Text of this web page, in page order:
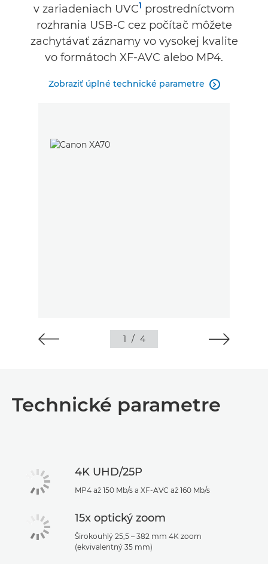
v zariadeniach UVC1 prostredníctvom
rozhrania USB-C cez počítač môžete
zachytávať záznamy vo vysokej kvalite
vo formátoch XF-AVC alebo MP4.
Zobraziť úplné technické parametre 
1 / 4
Technické parametre
4K UHD/25P
MP4 až 150 Mb/s a XF-AVC až 160 Mb/s
15x optický zoom
Širokouhlý 25,5 – 382 mm 4K zoom
(ekvivalentný 35 mm)